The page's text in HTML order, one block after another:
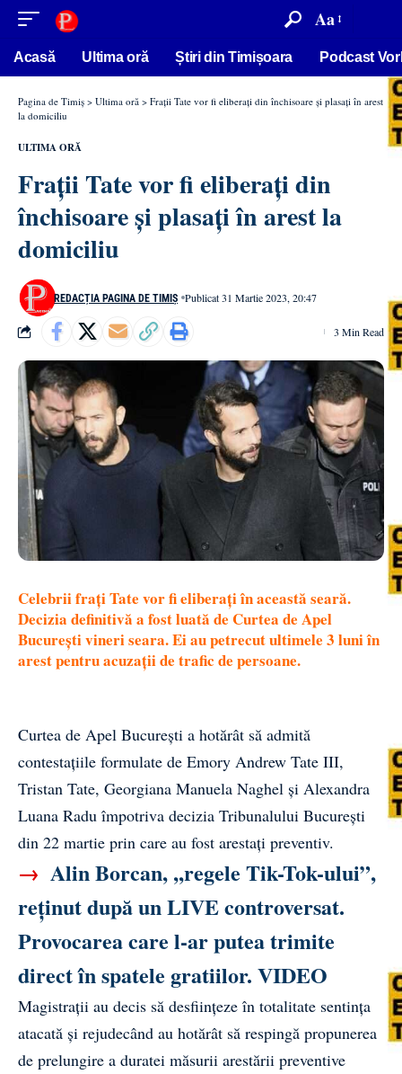
conținut Aa
Acasă Ultima oră Știri din Timișoara Podcast
Pagina de Timiș > Ultima oră > Frații Tate vor fi eliberați din închisoare și plasați în arest
la domiciliu
ULTIMA ORĂ
Frații Tate vor fi eliberați din
închisoare și plasați în arest la
domiciliu
REDACȚIA PAGINA DE TIMIȘ Publicat 31 Martie 2023, 20:47
3 Min Read
Celebrii frați Tate vor fi eliberați în această seară.
Decizia definitivă a fost luată de Curtea de Apel
București vineri seara. Ei au petrecut ultimele 3 luni în
arest pentru acuzații de trafic de persoane.
Curtea de Apel Bucureşti a hotărât să admită
contestaţiile formulate de Emory Andrew Tate III,
Tristan Tate, Georgiana Manuela Naghel şi Alexandra
Luana Radu împotriva decizia Tribunalului Bucureşti
din 22 martie prin care au fost arestaţi preventiv.
→ Alin Borcan, ,,regele Tik-Tok-ului”,
reținut după un LIVE controversat.
Provocarea care l-ar putea trimite
direct în spatele gratiilor. VIDEO
Magistraţii au decis să desfiinţeze în totalitate sentinţa
atacată şi rejudecând au hotărât să respingă propunerea
de prelungire a duratei măsurii arestării preventive